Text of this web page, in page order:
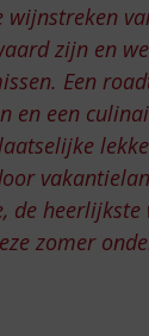
wijnstreken
zijn en
Een
en een
de
zomer